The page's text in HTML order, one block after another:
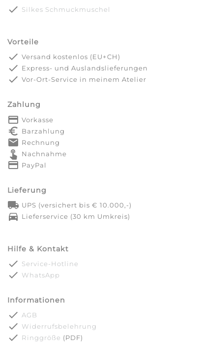
done Silkes Schmuckmuschel
Vorteile
done Versand kostenlos (EU+CH)
done Express- und Auslandslieferungen
done Vor-Ort-Service in meinem Atelier
Zahlung
payment Vorkasse
euro_symbol Barzahlung
markunread Rechnung
touch_app Nachnahme
credit_card PayPal
Lieferung
local_shipping UPS (versichert bis € 10.000,-)
directions_car Lieferservice (30 km Umkreis)
Hilfe & Kontakt
done Service-Hotline
done WhatsApp
Informationen
done AGB
done Widerrufsbelehrung
done Ringgröße (PDF)